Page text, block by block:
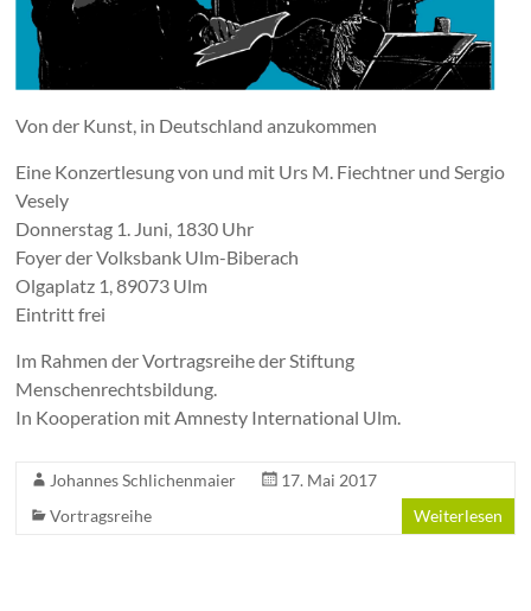
Von der Kunst, in Deutschland anzukommen
Eine Konzertlesung von und mit Urs M. Fiechtner und Sergio
Vesely
Donnerstag 1. Juni, 1830 Uhr
Foyer der Volksbank Ulm-Biberach
Olgaplatz 1, 89073 Ulm
Eintritt frei
Im Rahmen der Vortragsreihe der Stiftung
Menschenrechtsbildung.
In Kooperation mit Amnesty International Ulm.
Johannes Schlichenmaier
17. Mai 2017
Vortragsreihe
Weiterlesen